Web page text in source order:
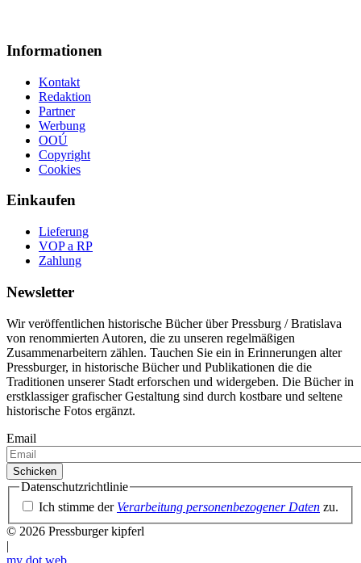
Informationen
Kontakt
Redaktion
Partner
Werbung
OOÚ
Copyright
Cookies
Einkaufen
Lieferung
VOP a RP
Zahlung
Newsletter
Wir veröffentlichen historische Bücher über Pressburg / Bratislava
von renommierten Autoren, die zu unseren regelmäßigen
Zusammenarbeitern zählen. Tauchen Sie ein in Erinnerungen alter
Pressburger, in historische Bücher und Publikationen die die
Traditionen unserer Stadt erforschen und widergeben. Die Bücher in
erstklassiger grafischer Gestaltung sind durch kostbare und seltene
historische Fotos ergänzt.
Email
Datenschutzrichtlinie
Ich stimme der Verarbeitung personenbezogener Daten zu.
© 2026 Pressburger kipferl
|